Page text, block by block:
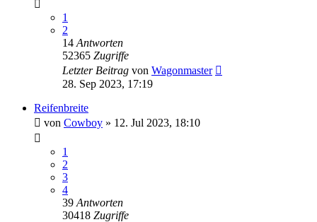
1
2
14 Antworten
52365 Zugriffe
Letzter Beitrag von Wagonmaster
28. Sep 2023, 17:19
Reifenbreite
von Cowboy » 12. Jul 2023, 18:10
1
2
3
4
39 Antworten
30418 Zugriffe